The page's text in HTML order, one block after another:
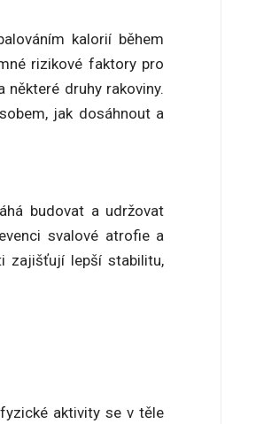
kalorií během
rizikové faktory pro
druhy rakoviny.
jak dosáhnout a
budovat a udržovat
svalové atrofie a
zajišťují lepší stabilitu,
aktivity se v těle